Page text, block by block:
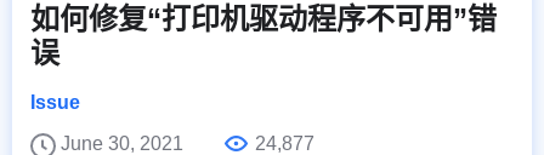
如何修复“打印机驱动程序不可用”错
误
Issue
June 30, 2021
24,877